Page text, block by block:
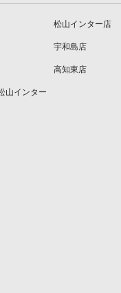
松山インター店
宇和島店
高知東店
山インター